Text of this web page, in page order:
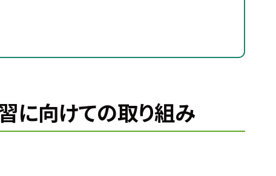
習に向けての取り組み